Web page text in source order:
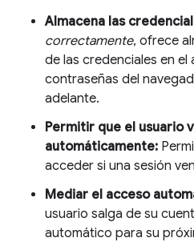
Almacena las
correctamente, ofrece
de las credenciales en
contraseñas del
adelante.
Permitir que el usuario
automáticamente:
acceder si una sesión
Mediar el acceso
usuario salga de su
automático para su